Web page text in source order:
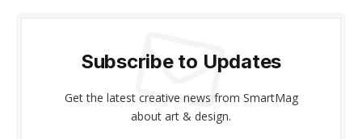
Subscribe to Updates
Get the latest creative news from SmartMag
about art & design.